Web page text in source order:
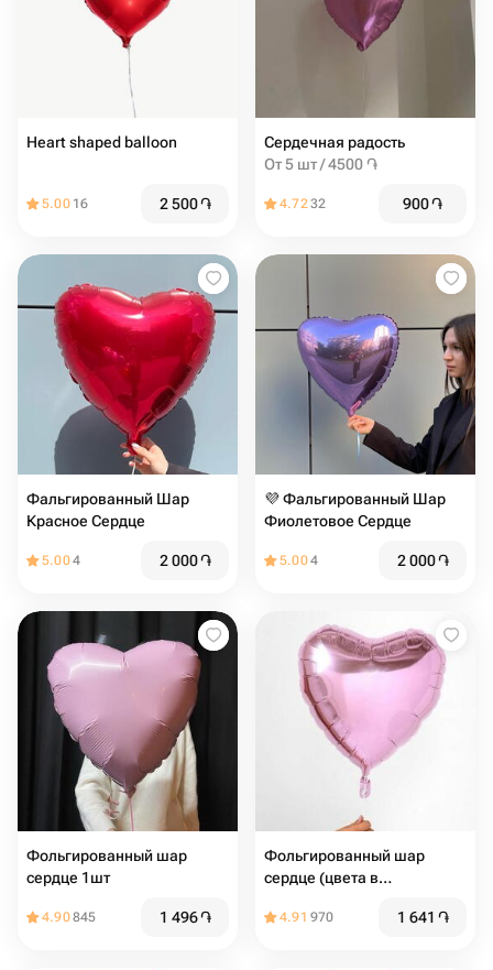
Heart shaped balloon
5.00 16 2 500֏
Сердечная радость
От 5 шт / 4500 ֏
4.7232 900֏
Фальгированный Шар
Красное Сердце
5.004 2 000֏
💜 Фальгированный Шар
Фиолетовое Сердце
5.004 2 000֏
Фольгированный шар
сердце 1шт
4.90845 1 496֏
Фольгированный шар
сердце (цвета в
4.91 970 1 641 ֏